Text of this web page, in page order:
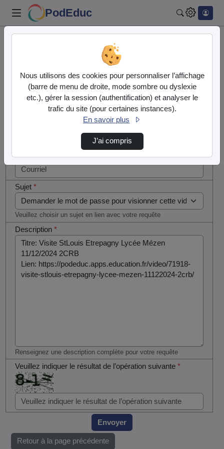
PodEduc
Contactez nous
Votre message
Courriel*
Sujet*
Veuillez choisir un sujet en lien avec votre requête
Description*
Renseignez une description complète pour votre requête
Veuillez indiquer le résultat de l’opération suivante*
si vous
êtes un
humain en
Envoyer
Retour à la page précédente
Nous utilisons des cookies pour personnaliser l’affichage
(barre de menu de droite, mode sombre ou dyslexie
etc.), gérer la session (authentification) et analyser le
trafic du site (pour certaines instances).
En savoir plus
J’ai compris